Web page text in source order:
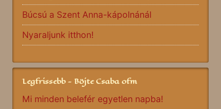
Búcsú a Szent Anna-kápolnánál
Nyaraljunk itthon!
Legfrissebb - Böjte Csaba ofm
Mi minden belefér egyetlen napba!